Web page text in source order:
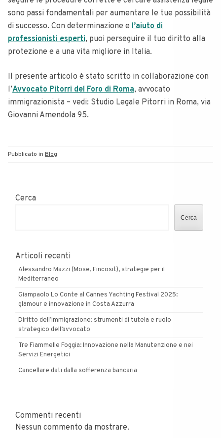
sono passi fondamentali per aumentare le tue possibilità
di successo. Con determinazione e l’aiuto di
professionisti esperti, puoi perseguire il tuo diritto alla
protezione e a una vita migliore in Italia.
Il presente articolo è stato scritto in collaborazione con
l’Avvocato Pitorri del Foro di Roma, avvocato
immigrazionista – vedi: Studio Legale Pitorri in Roma, via
Giovanni Amendola 95.
Pubblicato in Blog
Cerca
Cerca
Articoli recenti
Alessandro Mazzi (Mose, Fincosit), strategie per il
Mediterraneo
Giampaolo Lo Conte al Cannes Yachting Festival 2025:
glamour e innovazione in Costa Azzurra
Diritto dell’immigrazione: strumenti di tutela e ruolo
strategico dell’avvocato
Tre Fiammelle Foggia: Innovazione nella Manutenzione e nei
Servizi Energetici
Cancellare dati dalla sofferenza bancaria
Commenti recenti
Nessun commento da mostrare.